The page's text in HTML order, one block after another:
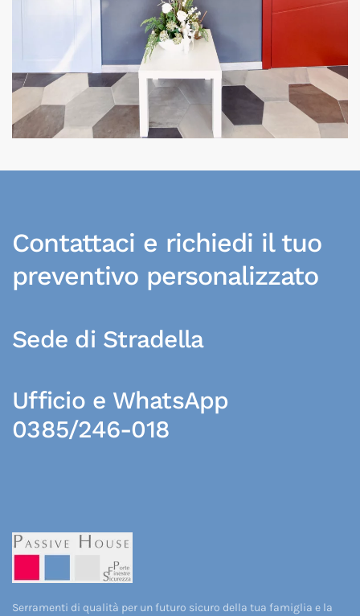
Contattaci e richiedi il tuo
preventivo personalizzato
Sede di Stradella
Ufficio e WhatsApp
0385/246-018
Serramenti di qualità per un futuro sicuro della tua famiglia e la